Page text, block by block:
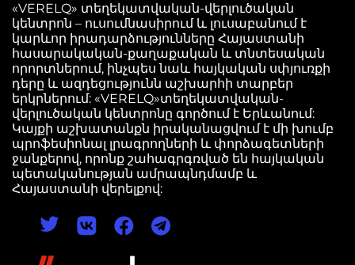
«VERELQ» տեղեկատվական-վերլուծական
կենտրոն – ուսումնասիրում և լուսաբանում է
կարևոր իրադարձությունները Հայաստանի
հասարակական-քաղաքական և տնտեսական
որորտներում, ինչպես նաև հայկական սփյուռքի
դերը և ազդեցությունն աշխարհի տարբեր
երկրներում: «VERELQ»տեղեկատվական-
վերլուծական կենտրոնը գործում է Երևանում:
Կայքի աշխատանքն իրականացվում է մի խումբ
պրոֆեսիոնալ լրագրողների և փորձագետների
ջանքերով, որոնք շահագրգռված են հայկական
պետականության ամրապնդմամբ և
Հայաստանի վերելքով: